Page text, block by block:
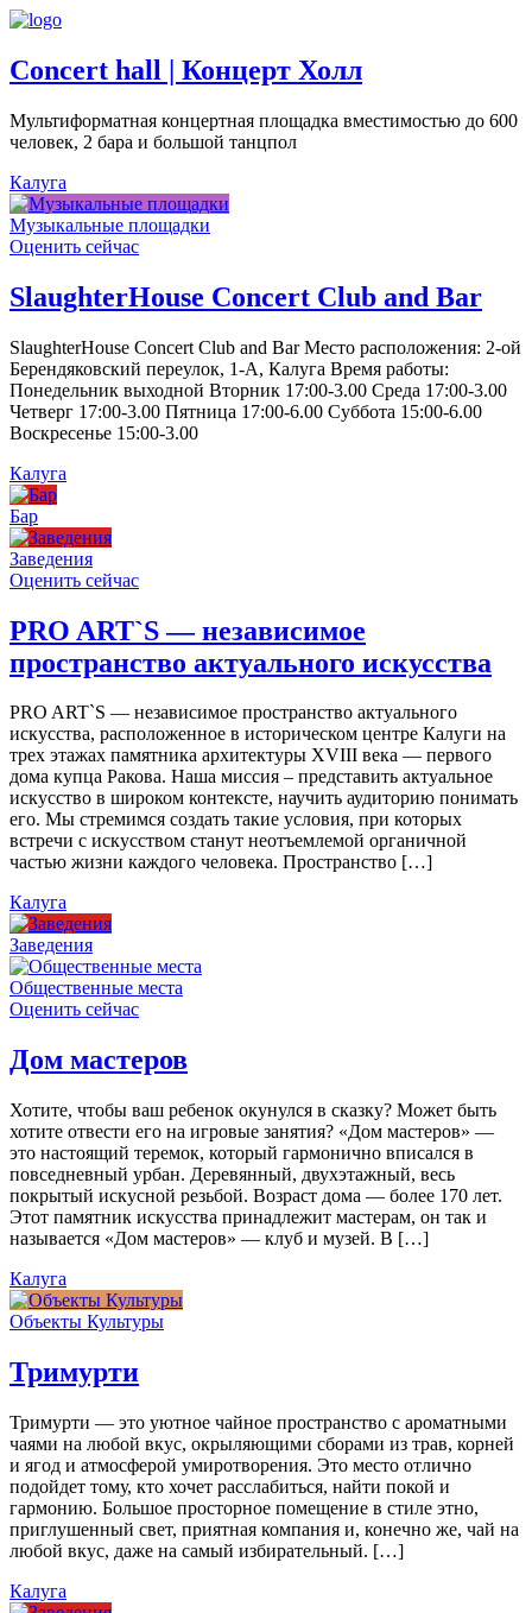
Concert hall | Концерт Холл
Мультиформатная концертная площадка вместимостью до 600
человек, 2 бара и большой танцпол
Калуга
Музыкальные площадки
Оценить сейчас
SlaughterHouse Concert Club and Bar
SlaughterHouse Concert Club and Bar Место расположения: 2-ой
Берендяковский переулок, 1-А, Калуга Время работы:
Понедельник выходной Вторник 17:00-3.00 Среда 17:00-3.00
Четверг 17:00-3.00 Пятница 17:00-6.00 Суббота 15:00-6.00
Воскресенье 15:00-3.00
Калуга
Бар
Заведения
Оценить сейчас
PRO ART`S — независимое
пространство актуального искусства
PRO ART`S — независимое пространство актуального
искусства, расположенное в историческом центре Калуги на
трех этажах памятника архитектуры XVIII века — первого
дома купца Ракова. Наша миссия – представить актуальное
искусство в широком контексте, научить аудиторию понимать
его. Мы стремимся создать такие условия, при которых
встречи с искусством станут неотъемлемой органичной
частью жизни каждого человека. Пространство […]
Калуга
Заведения
Общественные места
Оценить сейчас
Дом мастеров
Хотите, чтобы ваш ребенок окунулся в сказку? Может быть
хотите отвести его на игровые занятия? «Дом мастеров» —
это настоящий теремок, который гармонично вписался в
повседневный урбан. Деревянный, двухэтажный, весь
покрытый искусной резьбой. Возраст дома — более 170 лет.
Этот памятник искусства принадлежит мастерам, он так и
называется «Дом мастеров» — клуб и музей. В […]
Калуга
Объекты Культуры
Тримурти
Тримурти — это уютное чайное пространство с ароматными
чаями на любой вкус, окрыляющими сборами из трав, корней
и ягод и атмосферой умиротворения. Это место отлично
подойдет тому, кто хочет расслабиться, найти покой и
гармонию. Большое просторное помещение в стиле этно,
приглушенный свет, приятная компания и, конечно же, чай на
любой вкус, даже на самый избирательный. […]
Калуга